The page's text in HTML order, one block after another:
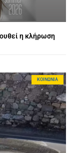
η κλήρωση
ΚΟΙΝΩΝΊΑ